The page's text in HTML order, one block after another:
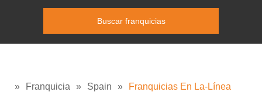
» Franquicia » Spain » Franquicias En La-Línea